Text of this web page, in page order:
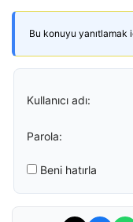
Bu konuyu yanıtlamak
Kullanıcı adı:
Parola:
Beni hatırla